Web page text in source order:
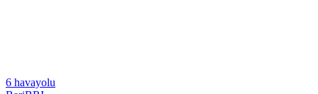
6 havayolu